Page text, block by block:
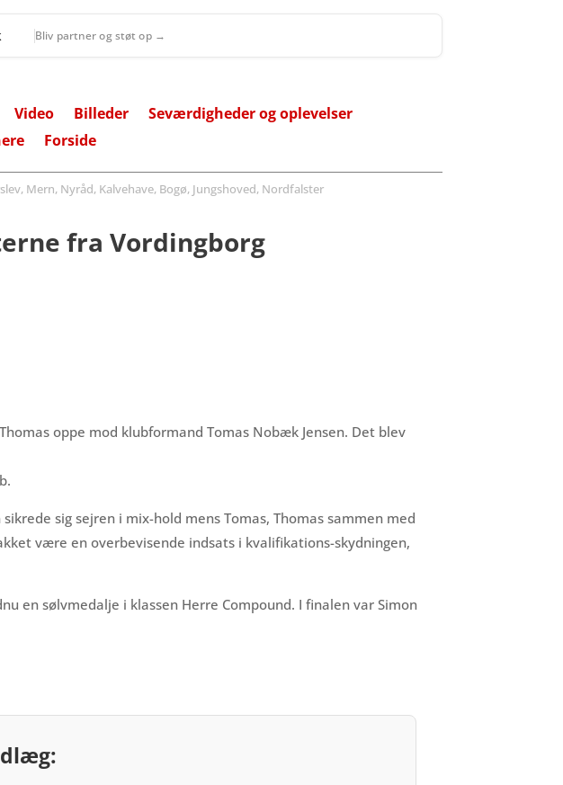
Bliv partner og støt op →
Video Billeder
Seværdigheder og oplevelser
Forside
Mern, Nyråd, Kalvehave, Bogø, Jungshoved, Nordfalster
fra Vordingborg
oppe mod klubformand Tomas Nobæk Jensen. Det blev
sig sejren i mix-hold mens Tomas, Thomas sammen med
være en overbevisende indsats i kvalifikations-skydningen,
en sølvmedalje i klassen Herre Compound. I finalen var Simon